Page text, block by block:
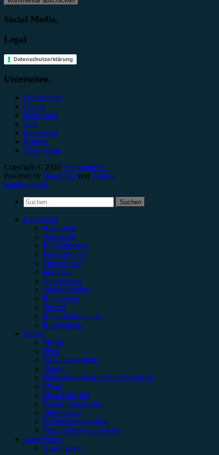
Social Media.
Legal
Datenschutzerklärung
Unterseiten.
Datenschutz
Genres
Impressum
Jobs
Kategorien
Kontakt
Unser Team
Copyright © 2026 minutenmusik..
Powered by WordPress und Arouse.
minutenmusik.
Suchen
nach:
Kategorien
Rezension
Vorbericht
Konzertbericht
Festivalbericht
Showbericht
Interview
Gewinnspiel
Jahresrückblick
Kommentar
Special
Erinnerungswürdig
Bildergalerie
Genres
#Rock
#Pop
#Alternative/Indie
#Metal
#Post-Hardcore/Hardcore/Metalcore
#Punk
#Rap/Hip-Hop
#Singer/Songwriter
#Electronica
#Soundtrack/Musical
#Jazz/Blues/Gospel/Soul
Autor*innen
Unser Team